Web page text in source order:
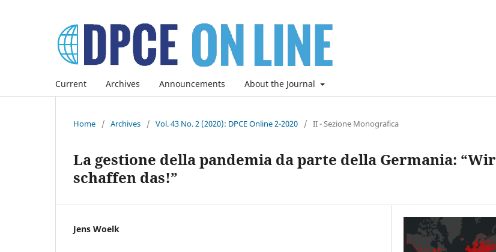
Current Archives Announcements About the Journal
Home / Archives / Vol. 43 No. 2 (2020): DPCE Online 2-2020 / II - Sezione Monografica
La gestione della pandemia da parte della Germania: “Wir
schaffen das!”
Jens Woelk